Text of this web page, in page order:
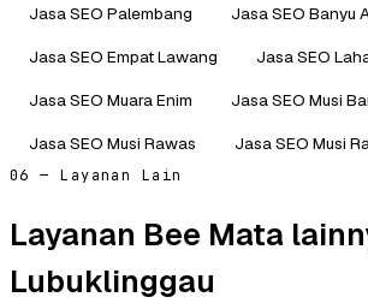
Jasa SEO Palembang
Jasa SEO Banyu
Jasa SEO Empat Lawang
Jasa SEO
Jasa SEO Muara Enim
Jasa SEO Musi
Jasa SEO Musi Rawas
Jasa SEO Musi
06 — Layanan Lain
Layanan Bee Mata
Lubuklinggau